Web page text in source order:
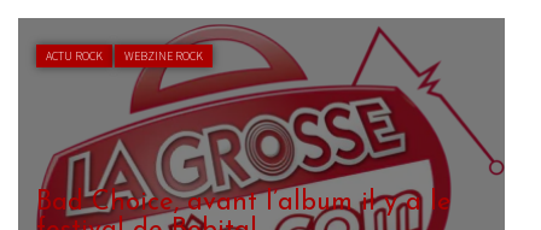
ACTU ROCK WEBZINE ROCK
Bad Choice, avant l’album il y a le